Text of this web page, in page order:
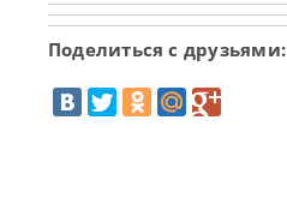
Поделиться с друзьями: